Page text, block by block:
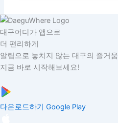
대구어디가 앱으로
더 편리하게
알림으로 놓치지 않는 대구의 즐거움
지금 바로 시작해보세요!
다운로드하기 Google Play